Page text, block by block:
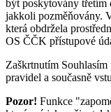
být poskytovány třetím
jakkoli pozměňovány.
která obdržela
OS ČČK přístupové
Zaškrtnutím Souhlasím
pravidel a současně
Pozor! Funkce